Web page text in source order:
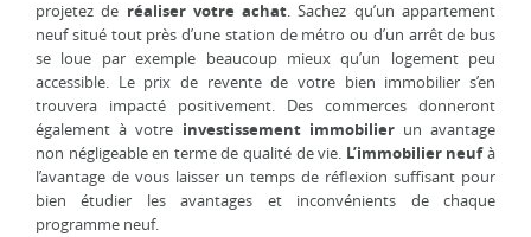
projetez de réaliser votre achat. Sachez qu’un appartement
neuf situé tout près d’une station de métro ou d’un arrêt de bus
se loue par exemple beaucoup mieux qu’un logement peu
accessible. Le prix de revente de votre bien immobilier s’en
trouvera impacté positivement. Des commerces donneront
également à votre investissement immobilierun avantage
non négligeable en terme de qualité de vie. L’immobilier neufà
l’avantage de vous laisser un temps de réflexion suffisant pour
bien étudier les avantages et inconvénients de chaque
programme neuf.